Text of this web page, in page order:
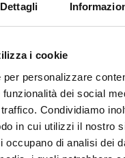
Dettagli
i cookie
personalizzare
dei social
Condividiamo
in cui utilizzi il nostro
occupano di analisi dei
ai disinfettanti
utilizzati dai
avevano operato
PRIMO